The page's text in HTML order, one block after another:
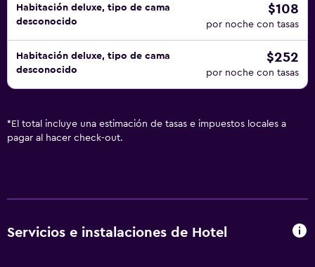
Habitación deluxe, tipo de cama
desconocido
$108
por noche con tasas
Habitación deluxe, tipo de cama
desconocido
$252
por noche con tasas
* El total incluye una estimación de tasas e impuestos locales a
pagar al hacer check-out.
Servicios e instalaciones de Hotel